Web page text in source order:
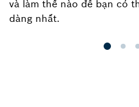
và làm thế nào để bạn có
dàng nhất.